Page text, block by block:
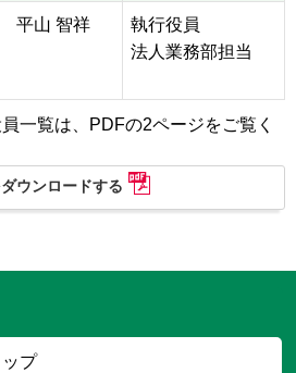
平山 智祥
執行役員
法人業務部担当
一覧は、PDFの2ページをご覧く
ウンロードする
プ